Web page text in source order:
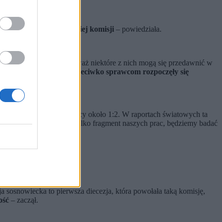
na powołanie takiej komisji – powiedziała.
wyjaśnień, ponieważ niektóre z nich mogą się przedawnić w
dla nas jest, aby przeciwko sprawcom rozpoczęły się
wynoszący około 1:2. W raportach światowych ta
dokumentów. To tylko fragment naszych prac, będziemy badać
sosnowiecka to pierwsza diecezja, która powołała taką komisję,
– zaczął.